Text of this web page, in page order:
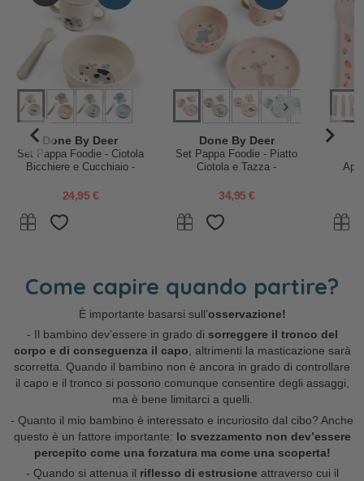
Done By Deer
Set Pappa Foodie - Ciotola
Bicchiere e Cucchiaio -
PP Alimentare
24,95 €
Done By Deer
Set Pappa Foodie - Piatto
Ciotola e Tazza -
PP Alimentare
34,95 €
Come capire quando partire?
È importante basarsi sull’osservazione!
- Il bambino dev’essere in grado di sorreggere il tronco del
corpo e di conseguenza il capo, altrimenti la masticazione sarà
scorretta. Quando il bambino non è ancora in grado di controllare
il capo e il tronco si possono comunque consentire degli assaggi,
ma è bene limitarci a quelli.
- Quanto il mio bambino è interessato e incuriosito dal cibo? Anche
questo è un fattore importante: lo svezzamento non dev’essere
percepito come una forzatura ma come una scoperta!
- Quando si attenua il riflesso di estrusione attraverso cui il